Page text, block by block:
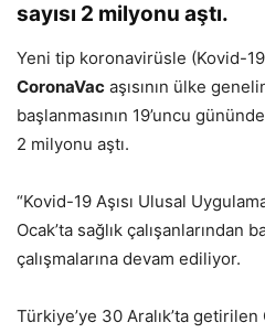
sayısı 2 milyonu aştı.
Yeni tip koronavirüsle (Kovid-
CoronaVac aşısının ülke
başlanmasının 19’uncu
2 milyonu aştı.
“Kovid-19 Aşısı Ulusal
Ocak’ta sağlık çalışanlarından
çalışmalarına devam ediliyor.
Türkiye’ye 30 Aralık’ta getirilen